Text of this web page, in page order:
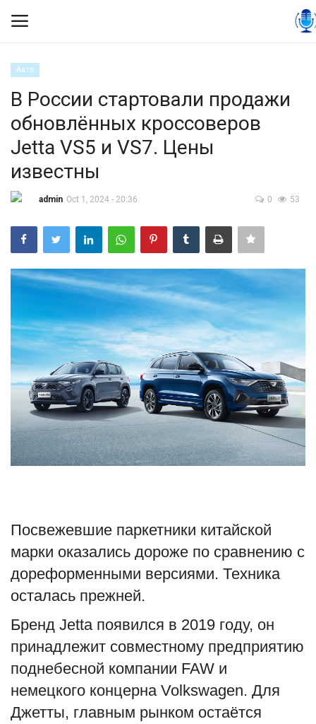
Контакты
Политика
Экономика
Технологии
Туризм
Недвижимость
Авто
Здоровье
Шоу-бизнес
В мире
Россия
Язык
English
Авто
В России стартовали продажи
обновлённых кроссоверов
Jetta VS5 и VS7. Цены
известны
admin Oct 1, 2024 - 20:36 0 53
Посвежевшие паркетники китайской
марки оказались дороже по сравнению с
дореформенными версиями. Техника
осталась прежней.
Бренд Jetta появился в 2019 году, он
принадлежит совместному предприятию
поднебесной компании FAW и
немецкого концерна Volkswagen. Для
Джетты, главным рынком остаётся